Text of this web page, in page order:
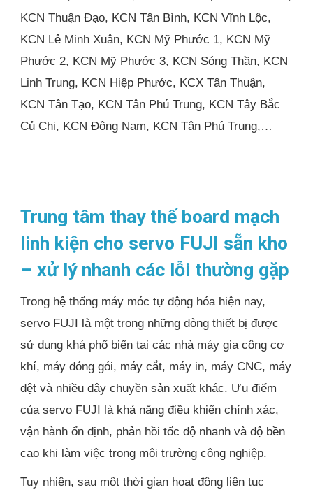
KCN Thuận Đạo, KCN Tân Bình, KCN Vĩnh Lộc,
KCN Lê Minh Xuân, KCN Mỹ Phước 1, KCN Mỹ
Phước 2, KCN Mỹ Phước 3, KCN Sóng Thần, KCN
Linh Trung, KCN Hiệp Phước, KCX Tân Thuận,
KCN Tân Tạo, KCN Tân Phú Trung, KCN Tây Bắc
Củ Chi, KCN Đông Nam, KCN Tân Phú Trung,…
Trung tâm thay thế board mạch
linh kiện cho servo FUJI sẵn kho
– xử lý nhanh các lỗi thường gặp
Trong hệ thống máy móc tự động hóa hiện nay,
servo FUJI là một trong những dòng thiết bị được
sử dụng khá phổ biến tại các nhà máy gia công cơ
khí, máy đóng gói, máy cắt, máy in, máy CNC, máy
dệt và nhiều dây chuyền sản xuất khác. Ưu điểm
của servo FUJI là khả năng điều khiển chính xác,
vận hành ổn định, phản hồi tốc độ nhanh và độ bền
cao khi làm việc trong môi trường công nghiệp.
Tuy nhiên, sau một thời gian hoạt động liên tục